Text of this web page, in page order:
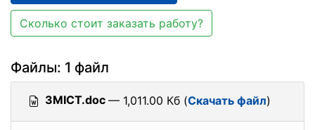
Сколько стоит заказать работу?
Файлы: 1 файл
ЗМІСТ.doc — 1,011.00 Кб (Скачать файл)